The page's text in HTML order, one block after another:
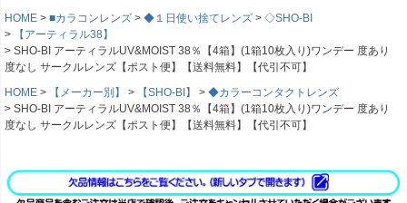
HOME ■カラコンレンズ ◆１日使い捨てレンズ
◇SHO-BI
【アーティラル38】
SHO-BI アーティラルUV&MOIST 38％【4箱】(1箱10枚入り)ワンデー 度あり
度なし サークルレンズ【ポスト便】【送料無料】【代引不可】
HOME
【メーカー別】 【SHO-BI】
◆カラーコンタクトレンズ
SHO-BI アーティラルUV&MOIST 38％【4箱】(1箱10枚入り)ワンデー 度あり
度なし サークルレンズ【ポスト便】【送料無料】【代引不可】